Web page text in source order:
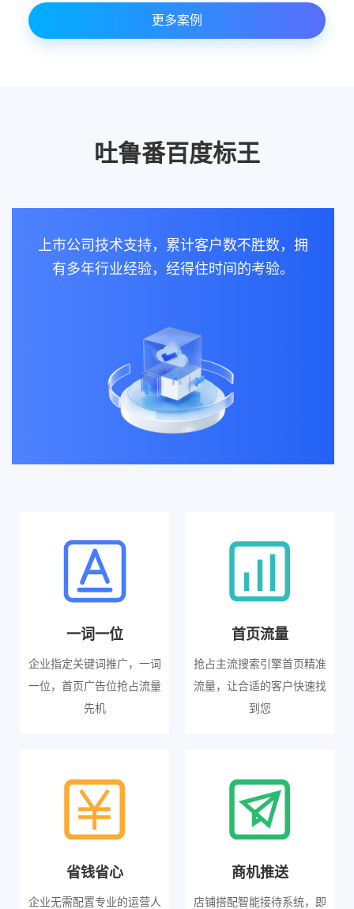
更多案例
吐鲁番百度标王
上市公司技术支持，累计客户数不胜数，拥
有多年行业经验，经得住时间的考验。
一词一位
企业指定关键词推广，一词
一位，首页广告位抢占流量
先机
首页流量
抢占主流搜索引擎首页精准
流量，让合适的客户快速找
到您
省钱省心
企业无需配置专业的运营人
商机推送
店铺搭配智能接待系统，即